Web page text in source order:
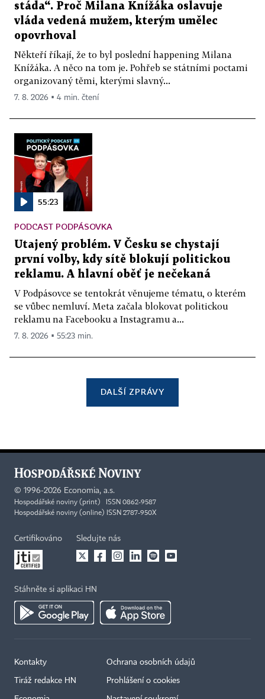
stáda“. Proč Milana Knížáka oslavuje
vláda vedená mužem, kterým umělec
opovrhoval
Někteří říkají, že to byl poslední happening Milana
Knížáka. A něco na tom je. Pohřeb se státními poctami
organizovaný těmi, kterými slavný...
7. 8. 2026 ▪ 4 min. čtení
55:23
PODCAST PODPÁSOVKA
Utajený problém. V Česku se chystají
první volby, kdy sítě blokují politickou
reklamu. A hlavní oběť je nečekaná
V Podpásovce se tentokrát věnujeme tématu, o kterém
se vůbec nemluví. Meta začala blokovat politickou
reklamu na Facebooku a Instagramu a...
7. 8. 2026 ▪ 55:23 min.
DALŠÍ ZPRÁVY
© 1996-2026 Economia, a.s.
Hospodářské noviny (print) ISSN 0862-9587
Hospodářské noviny (online) ISSN 2787-950X
Certifikováno Sledujte nás
Stáhněte si aplikaci HN
Kontakty
Tiráž redakce HN
Ochrana osobních údajů
Prohlášení o cookies